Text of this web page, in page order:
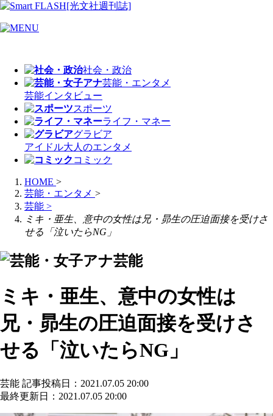
社会・政治
芸能・エンタメ
芸能インタビュー
スポーツ
ライフ・マネー
グラビア
アイドル大人のエンタメ
コミック
HOME >
芸能・エンタメ >
芸能 >
ミキ・亜生、意中の女性は兄・昴生の圧迫面接を受けさ
せる「泣いたらNG」
芸能
ミキ・亜生、意中の女性は
兄・昴生の圧迫面接を受けさ
せる「泣いたらNG」
芸能 記事投稿日：2021.07.05 20:00
最終更新日：2021.07.05 20:00